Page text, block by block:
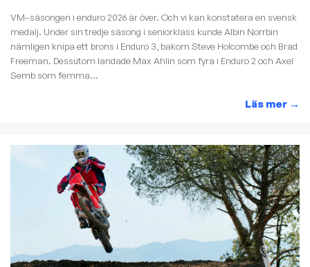
VM–säsongen i enduro 2026 är över. Och vi kan konstatera en svensk
medalj. Under sin tredje säsong i seniorklass kunde Albin Norrbin
nämligen knipa ett brons i Enduro 3, bakom Steve Holcombe och Brad
Freeman. Dessutom landade Max Ahlin som fyra i Enduro 2 och Axel
Semb som femma...
Läs mer →